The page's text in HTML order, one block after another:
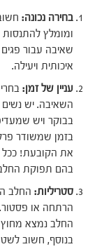
בחירה נכונה:
ומומלץ
שאיבה עבור
איכותית ויעילה.
עניין של זמן:
השאיבה. יש
בבוקר ויש
בזמן שמשודר
את הקובעת! ככל
בהם תפוקת
סטריליות: החלב
הרתחה או
החלב נמצא מחוץ
בנוסף, חשוב